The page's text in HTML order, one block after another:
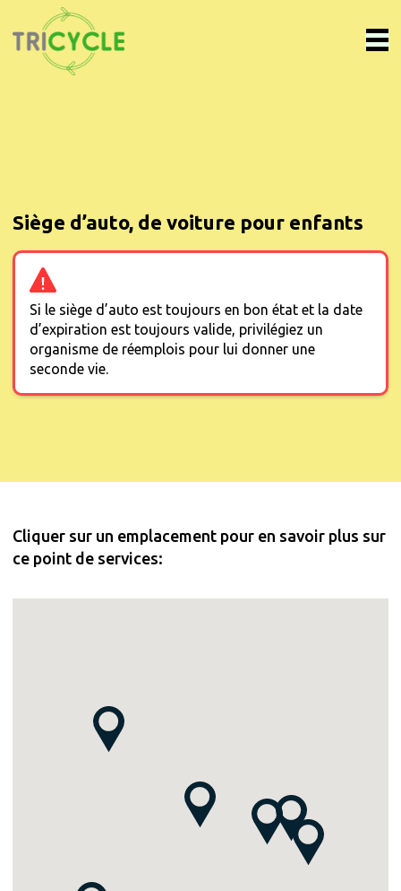
Siège d’auto, de voiture pour enfants
Si le siège d’auto est toujours en bon état et la date
d’expiration est toujours valide, privilégiez un
organisme de réemplois pour lui donner une
seconde vie.
Cliquer sur un emplacement pour en savoir plus sur
ce point de services: